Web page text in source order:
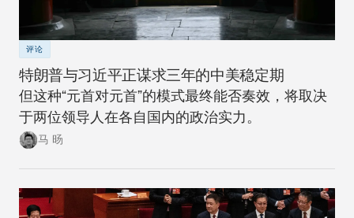
评论
特朗普与习近平正谋求三年的中美稳定期
但这种“元首对元首”的模式最终能否奏效，将取决
于两位领导人在各自国内的政治实力。
马 旸